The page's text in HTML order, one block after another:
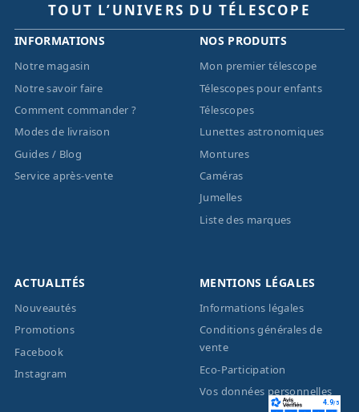
TOUT L’UNIVERS DU TÉLESCOPE
INFORMATIONS
Notre magasin
Notre savoir faire
Comment commander ?
Modes de livraison
Guides / Blog
Service après-vente
NOS PRODUITS
Mon premier télescope
Télescopes pour enfants
Télescopes
Lunettes astronomiques
Montures
Caméras
Jumelles
Liste des marques
ACTUALITÉS
Nouveautés
Promotions
Facebook
Instagram
MENTIONS LÉGALES
Informations légales
Conditions générales de
vente
Eco-Participation
Vos données personnelles